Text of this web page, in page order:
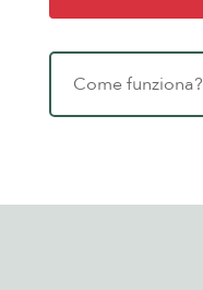
Come funziona?